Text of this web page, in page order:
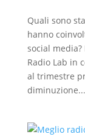
Quali sono
hanno
social
Radio Lab in
al trimestre
diminuzione...